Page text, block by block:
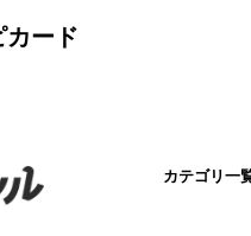
カード
カテゴリ一